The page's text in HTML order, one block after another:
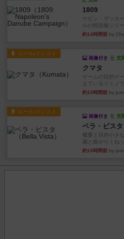
1809
ケビン・ザッカ
ルの戦役級シリ
約14時間前 by
ルール/インスト
画像付き 充
クマタ
ゲームの目的ゲ
えているドミノ
約15時間前 by
ルール/インスト
画像付き 充
ベラ・ビスタ
概要と目的小さ
園と曲がりくね
約15時間前 by